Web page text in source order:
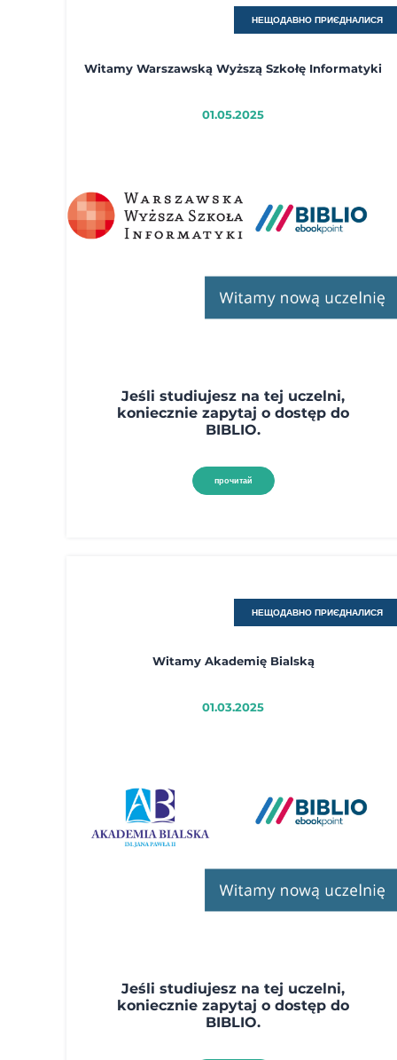
НЕЩОДАВНО ПРИЄДНАЛИСЯ
Witamy Warszawską Wyższą Szkołę Informatyki
01.05.2025
Jeśli studiujesz na tej uczelni,
koniecznie zapytaj o dostęp do
BIBLIO.
прочитай
НЕЩОДАВНО ПРИЄДНАЛИСЯ
Witamy Akademię Bialską
01.03.2025
Jeśli studiujesz na tej uczelni,
koniecznie zapytaj o dostęp do
BIBLIO.